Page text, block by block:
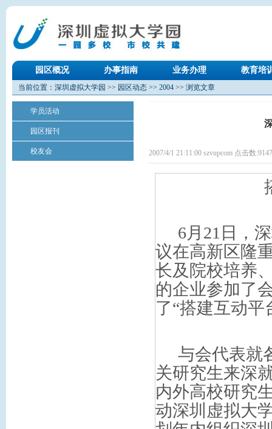
园区概况 办事指南 业务办理 教育培
当前位置： 深圳虚拟大学园 >> 园区动态 >> 2004 >> 浏览文章
学员活动
园区报刊
校友会 2007/4/1 21:11:00 szvupcom 点击数:9147
6月 21 日，
议在高新区隆
长及院校培养
的企业参加了
了“搭建互动平
与会代表就
关研究生来深
内外高校研究
动深圳虚拟大